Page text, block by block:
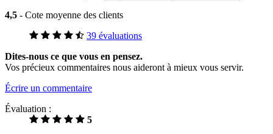
4,5 - Cote moyenne des clients
39 évaluations
Dites-nous ce que vous en pensez.
Vos précieux commentaires nous aideront à mieux vous servir.
Écrire un commentaire
Évaluation :
5